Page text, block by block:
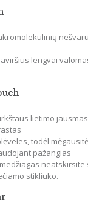
lengvai
lietimo
todėl
pažangias
neatskirsite
stikliuko.